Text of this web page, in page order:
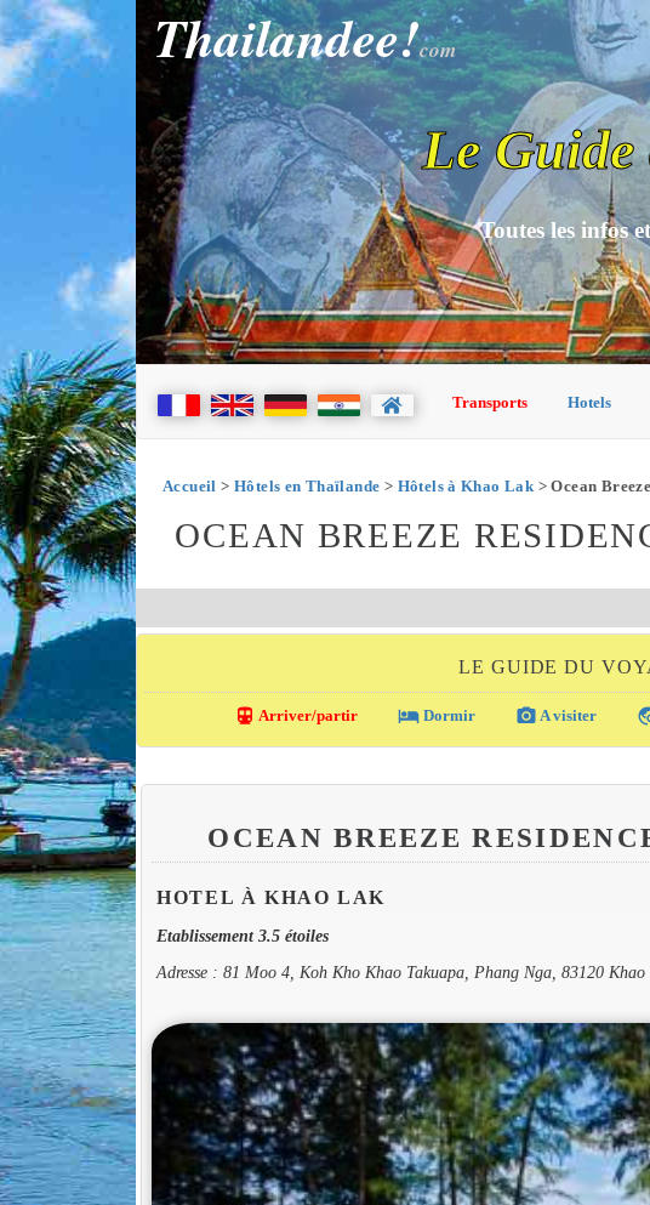
Thailandee!com
Le Guide
Toutes les infos
Transports Hotels
Accueil > Hôtels en Thaïlande > Hôtels à Khao Lak > Ocean
OCEAN BREEZE
LE GUIDE DU
directions_transit Arriver/partir local_hotel Dormir photo_camera A visiter
OCEAN BREEZE
HOTEL À KHAO LAK
Etablissement 3.5 étoiles
Adresse : 81 Moo 4, Koh Kho Khao Takuapa, Phang Nga, 83120 Khao